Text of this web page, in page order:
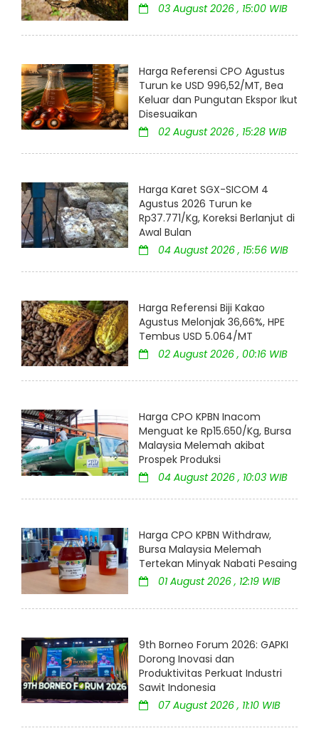
03 August 2026 , 15:00 WIB
Harga Referensi CPO Agustus
Turun ke USD 996,52/MT, Bea
Keluar dan Pungutan Ekspor Ikut
Disesuaikan
02 August 2026 , 15:28 WIB
Harga Karet SGX-SICOM 4
Agustus 2026 Turun ke
Rp37.771/Kg, Koreksi Berlanjut di
Awal Bulan
04 August 2026 , 15:56 WIB
Harga Referensi Biji Kakao
Agustus Melonjak 36,66%, HPE
Tembus USD 5.064/MT
02 August 2026 , 00:16 WIB
Harga CPO KPBN Inacom
Menguat ke Rp15.650/Kg, Bursa
Malaysia Melemah akibat
Prospek Produksi
04 August 2026 , 10:03 WIB
Harga CPO KPBN Withdraw,
Bursa Malaysia Melemah
Tertekan Minyak Nabati Pesaing
01 August 2026 , 12:19 WIB
9th Borneo Forum 2026: GAPKI
Dorong Inovasi dan
Produktivitas Perkuat Industri
Sawit Indonesia
07 August 2026 , 11:10 WIB